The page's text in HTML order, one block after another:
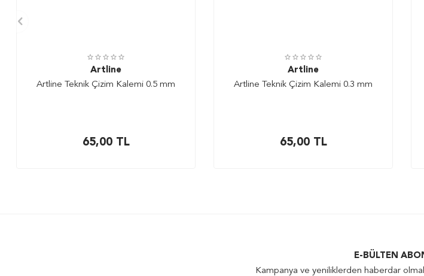
Artline
Artline Teknik Çizim Kalemi 0.5 mm
65,00TL
Artline
Artline Teknik Çizim Kalemi 0.3 mm
65,00TL
E-BÜLTEN
Kampanya ve yeniliklerden haberdar